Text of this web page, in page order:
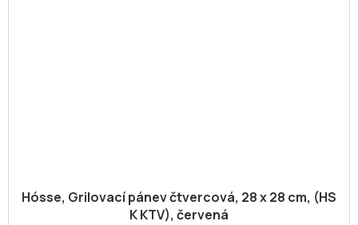
Hósse, Grilovací pánev čtvercová, 28 x 28 cm, (HS
K KTV), červená